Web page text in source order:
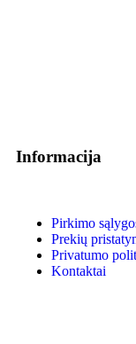
Informacija
Pirkimo
Prekių
Privatumo
Kontaktai